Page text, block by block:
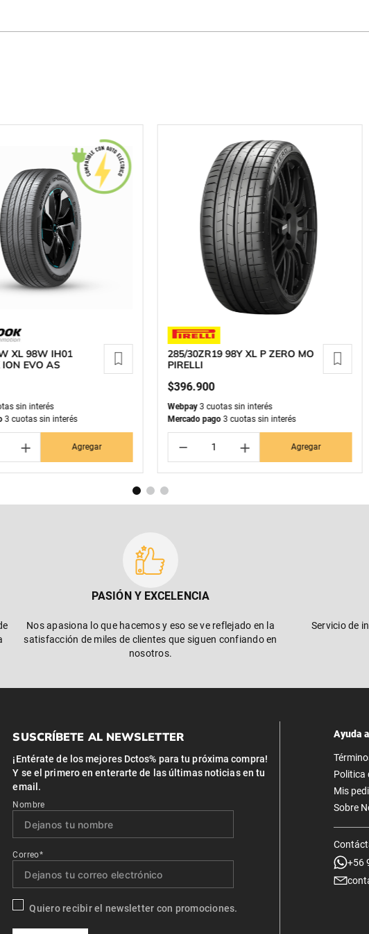
XL 98W IH01
EVO AS
sin interés
3 cuotas sin interés
＋ Agregar
285/30ZR19 98Y XL P ZERO MO
PIRELLI
$396.900
Webpay 3 cuotas sin interés
Mercado pago 3 cuotas sin interés
＋
－ Agregar
PASIÓN Y EXCELENCIA
Nos apasiona lo que hacemos y eso se ve reflejado en la
satisfacción de miles de clientes que siguen confiando en
nosotros.
Servicio de
SUSCRÍBETE AL NEWSLETTER
¡Entérate de los mejores Dctos% para tu próxima compra!
Y se el primero en enterarte de las últimas noticias en tu
email.
Nombre
Correo*
Quiero recibir el newsletter con promociones.
Ayuda
Politica
Mis
Sobre
+56